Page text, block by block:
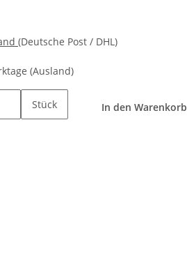
(Deutsche Post / DHL)
(Ausland)
Stück In den Warenkorb